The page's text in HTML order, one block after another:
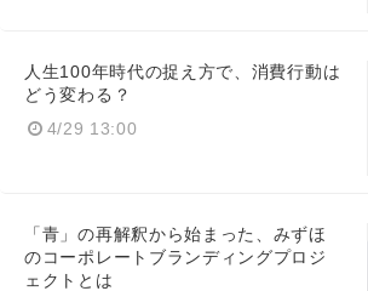
人生100年時代の捉え方で、消費行動は
どう変わる？
4/29 13:00
「青」の再解釈から始まった、みずほ
のコーポレートブランディングプロジ
ェクトとは